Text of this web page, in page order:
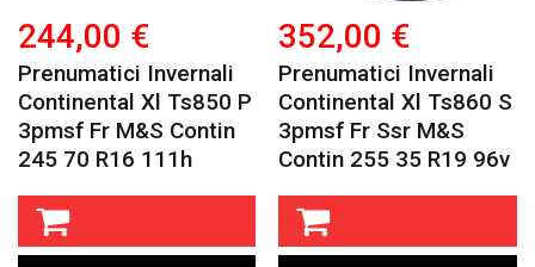
244,00 €
Prenumatici Invernali
Continental Xl Ts850 P
3pmsf Fr M&s Contin
245 70 R16 111h
352,00 €
Prenumatici Invernali
Continental Xl Ts860 S
3pmsf Fr Ssr M&s
Contin 255 35 R19 96v